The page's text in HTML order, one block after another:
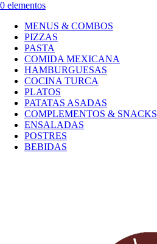
0 elementos
MENUS & COMBOS
PIZZAS
PASTA
COMIDA MEXICANA
HAMBURGUESAS
COCINA TURCA
PLATOS
PATATAS ASADAS
COMPLEMENTOS & SNACKS
ENSALADAS
POSTRES
BEBIDAS